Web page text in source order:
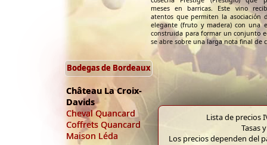
meses en barricas. Este vino
atentos que permiten la asociación
elegante (fruto y madera) con una
construida para formar un conjunto
se abre sobre una larga nota final de
Bodegas de Bordeaux
Château La Croix-
Davids
Cheval Quancard
Coffrets Quancard
Maison Léda
Lista de precios
Tasas
Los precios dependen del